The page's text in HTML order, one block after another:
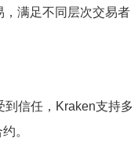
，满足不同层次交易者
到信任，Kraken支持多
。